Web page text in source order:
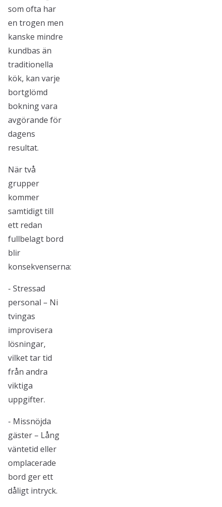
som ofta har
en trogen men
kanske mindre
kundbas än
traditionella
kök, kan varje
bortglömd
bokning vara
avgörande för
dagens
resultat.
När två
grupper
kommer
samtidigt till
ett redan
fullbelagt bord
blir
konsekvenserna:
- Stressad
personal – Ni
tvingas
improvisera
lösningar,
vilket tar tid
från andra
viktiga
uppgifter.
- Missnöjda
gäster – Lång
väntetid eller
omplacerade
bord ger ett
dåligt intryck.